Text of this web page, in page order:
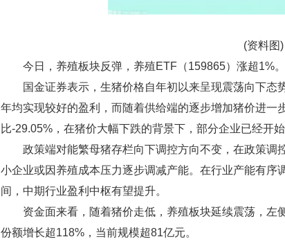
(资料图)
今日，养殖板块反弹，养殖ETF（159865）涨超1%。
国金证券表示，生猪价格自年初以来呈现震荡向下
年均实现较好的盈利，而随着供给端的逐步增加猪价进一
比-29.05%，在猪价大幅下跌的背景下，部分企业已经开
政策端对能繁母猪存栏向下调控方向不变，在政策调
小企业或因养殖成本压力逐步调减产能。在行业产能有序
间，中期行业盈利中枢有望提升。
资金面来看，随着猪价走低，养殖板块延续震荡，
份额增长超118%，当前规模超81亿元。